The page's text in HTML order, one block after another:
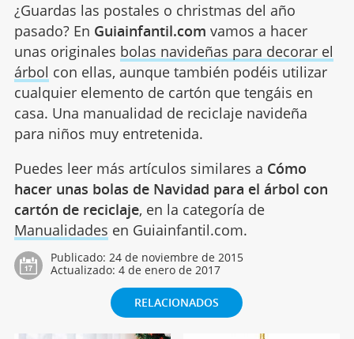
¿Guardas las postales o christmas del año
pasado? En Guiainfantil.com vamos a hacer
unas originales bolas navideñas para decorar el
árbol con ellas, aunque también podéis utilizar
cualquier elemento de cartón que tengáis en
casa. Una manualidad de reciclaje navideña
para niños muy entretenida.
Puedes leer más artículos similares a Cómo
hacer unas bolas de Navidad para el árbol con
cartón de reciclaje, en la categoría de
Manualidades en Guiainfantil.com.
Publicado: 24 de noviembre de 2015
Actualizado: 4 de enero de 2017
RELACIONADOS